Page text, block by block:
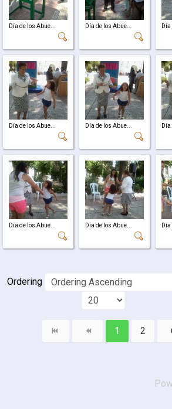
Día de los Abue... Día de los Abue... Día
Día de los Abue... Día de los Abue... Día
Día de los Abue... Día de los Abue... Día
Ordering
1 2